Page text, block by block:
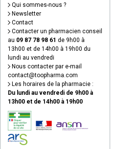
Qui sommes-nous ?
Newsletter
Contact
Contacter un pharmacien conseil
au 09 87 78 98 61 de 9h00 à
13h00 et de 14h00 à 19h00 du
lundi au vendredi
Nous contacter par e-mail
contact@toopharma.com
Les horaires de la pharmacie :
Du lundi au vendredi de 9h00 à
13h00 et de 14h00 à 19h00